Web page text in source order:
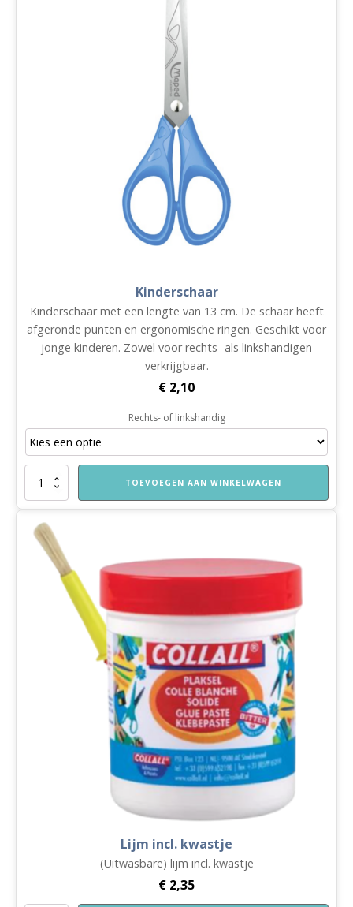
Kinderschaar
Kinderschaar met een lengte van 13 cm. De schaar heeft
afgeronde punten en ergonomische ringen. Geschikt voor
jonge kinderen. Zowel voor rechts- als linkshandigen
verkrijgbaar.
€ 2,10
Rechts- of linkshandig
Kinderschaar
TOEVOEGEN AAN WINKELWAGEN
Lijm incl. kwastje
(Uitwasbare) lijm incl. kwastje
€ 2,35